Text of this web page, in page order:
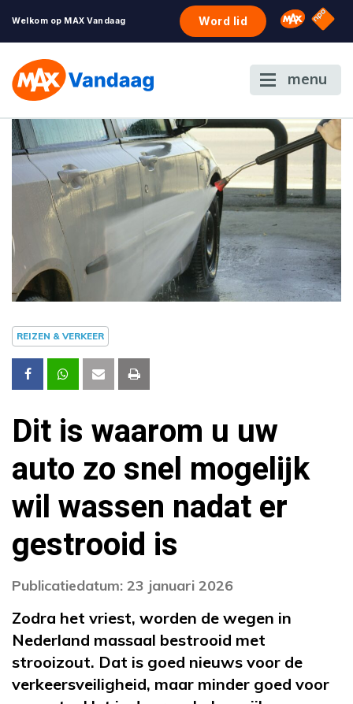
Welkom op MAX Vandaag Word lid Omroep
NPO
menu
REIZEN & VERKEER
Dit is waarom u uw
auto zo snel mogelijk
wil wassen nadat er
gestrooid is
Publicatiedatum: 23 januari 2026
Zodra het vriest, worden de wegen in
Nederland massaal bestrooid met
strooizout. Dat is goed nieuws voor de
verkeersveiligheid, maar minder goed voor